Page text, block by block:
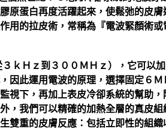
原蛋白再度活躍起來，使鬆弛的皮膚
用的拉皮術，常稱為『電波緊顏術或
Ｈｚ到３００ＭＨｚ），它可以
因此運用電波的原理，選擇固定６Ｍ
視下，再加上表皮冷卻系統的幫助，
，我們可以精確的加熱全層的真皮組
雙重的皮膚反應：包括立即性的組織